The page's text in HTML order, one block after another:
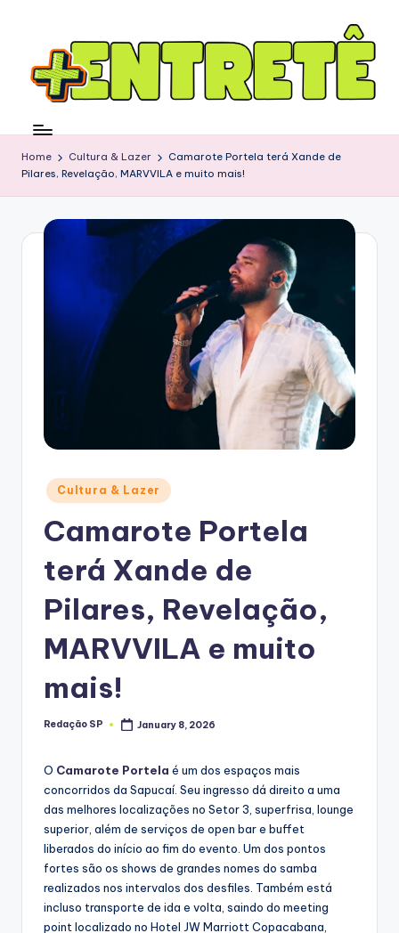
Home Cultura & Lazer
Camarote Portela terá Xande de
Pilares, Revelação, MARVVILA e muito mais!
Posted
in
Cultura & Lazer
Camarote Portela
terá Xande de
Pilares, Revelação,
MARVVILA e muito
mais!
Posted
Redação SP January 8, 2026
O Camarote Portela é um dos espaços mais
concorridos da Sapucaí. Seu ingresso dá direito a uma
das melhores localizações no Setor 3, superfrisa, lounge
superior, além de serviços de open bar e buffet
liberados do início ao fim do evento. Um dos pontos
fortes são os shows de grandes nomes do samba
realizados nos intervalos dos desfiles. Também está
incluso transporte de ida e volta, saindo do meeting
point localizado no Hotel JW Marriott Copacabana,